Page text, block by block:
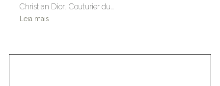
Christian Dior, Couturier du…
Leia mais